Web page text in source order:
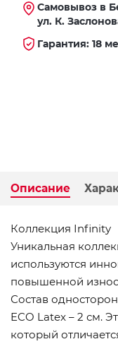
Самовывоз в
ул. К.
Гарантия: 18
Описание
Коллекция Infinity
Уникальная
используются
повышенной
Состав
ECO Latex – 2 см.
который